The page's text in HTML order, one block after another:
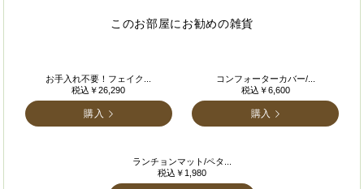
このお部屋にお勧めの雑貨
お手入れ不要！フェイク...
税込￥26,290
購入
コンフォーターカバー/...
税込￥6,600
購入
ランチョンマット/ペタ...
税込￥1,980